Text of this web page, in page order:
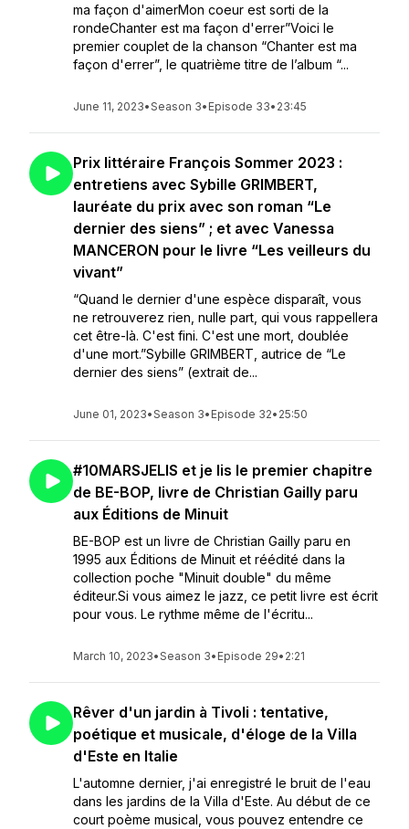
ma façon d'aimerMon coeur est sorti de la
rondeChanter est ma façon d'errer”Voici le
premier couplet de la chanson “Chanter est ma
façon d'errer”, le quatrième titre de l’album “...
June 11, 2023•Season 3• Episode 33• 23:45
Prix littéraire François Sommer 2023 :
entretiens avec Sybille GRIMBERT,
lauréate du prix avec son roman “Le
dernier des siens” ; et avec Vanessa
MANCERON pour le livre “Les veilleurs du
vivant”
“Quand le dernier d'une espèce disparaît, vous
ne retrouverez rien, nulle part, qui vous rappellera
cet être-là. C'est fini. C'est une mort, doublée
d'une mort.”Sybille GRIMBERT, autrice de “Le
dernier des siens” (extrait de...
June 01, 2023•Season 3• Episode 32• 25:50
#10MARSJELIS et je lis le premier chapitre
de BE-BOP, livre de Christian Gailly paru
aux Éditions de Minuit
BE-BOP est un livre de Christian Gailly paru en
1995 aux Éditions de Minuit et réédité dans la
collection poche "Minuit double" du même
éditeur.Si vous aimez le jazz, ce petit livre est écrit
pour vous. Le rythme même de l'écritu...
March 10, 2023•Season 3• Episode 29• 2:21
Rêver d'un jardin à Tivoli : tentative,
poétique et musicale, d'éloge de la Villa
d'Este en Italie
L'automne dernier, j'ai enregistré le bruit de l'eau
dans les jardins de la Villa d'Este. Au début de ce
court poème musical, vous pouvez entendre ce